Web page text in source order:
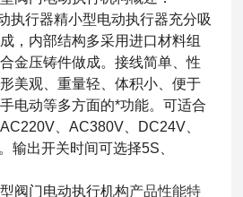
行器精小型电动执行器充分吸
，内部结构多采用进口材料组
金压铸件做成。接线简单、性
美观、重量轻、体积小、便于
电动等多方面的*功能。可适合
、AC380V、DC24V、
输出开关时间可选择5S、
阀门电动执行机构产品性能特